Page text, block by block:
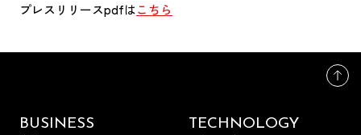
プレスリリースpdfはこちら
BUSINESS TECHNOLOGY